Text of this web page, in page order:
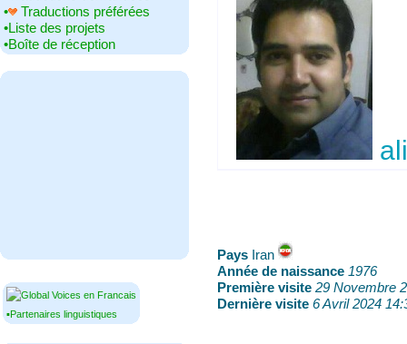
•‎
Traductions préférées
•‎Liste des projets
•‎Boîte de réception
▪Partenaires linguistiques
Pays ‎Iran
Année de naissance 1976
Première visite 29 Novembre
Dernière visite 6 Avril 2024